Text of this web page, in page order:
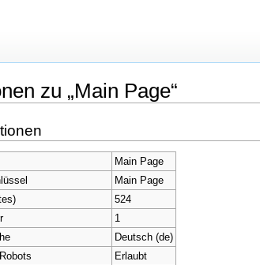
zu „Main Page“
Main Page
Main Page
524
1
Deutsch (de)
Erlaubt